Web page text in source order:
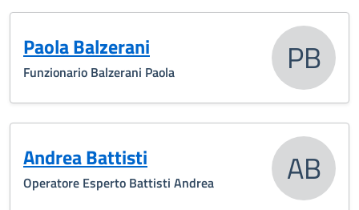
Paola Balzerani
Funzionario Balzerani Paola PB
Andrea Battisti
Operatore Esperto Battisti Andrea AB